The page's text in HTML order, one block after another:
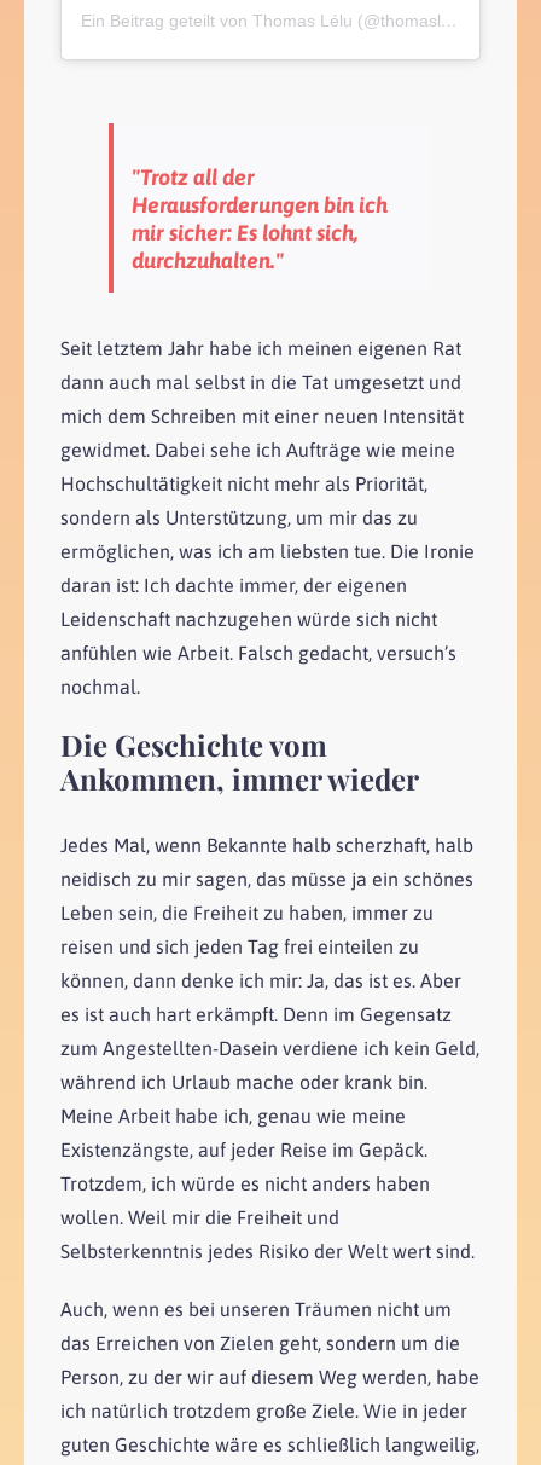
Ein Beitrag geteilt von Thomas Lélu (@thomaslelu)
"Trotz all der
Herausforderungen bin ich
mir sicher: Es lohnt sich,
durchzuhalten."
Seit letztem Jahr habe ich meinen eigenen Rat
dann auch mal selbst in die Tat umgesetzt und
mich dem Schreiben mit einer neuen Intensität
gewidmet. Dabei sehe ich Aufträge wie meine
Hochschultätigkeit nicht mehr als Priorität,
sondern als Unterstützung, um mir das zu
ermöglichen, was ich am liebsten tue. Die Ironie
daran ist: Ich dachte immer, der eigenen
Leidenschaft nachzugehen würde sich nicht
anfühlen wie Arbeit. Falsch gedacht, versuch’s
nochmal.
Die Geschichte vom
Ankommen, immer wieder
Jedes Mal, wenn Bekannte halb scherzhaft, halb
neidisch zu mir sagen, das müsse ja ein schönes
Leben sein, die Freiheit zu haben, immer zu
reisen und sich jeden Tag frei einteilen zu
können, dann denke ich mir: Ja, das ist es. Aber
es ist auch hart erkämpft. Denn im Gegensatz
zum Angestellten-Dasein verdiene ich kein Geld,
während ich Urlaub mache oder krank bin.
Meine Arbeit habe ich, genau wie meine
Existenzängste, auf jeder Reise im Gepäck.
Trotzdem, ich würde es nicht anders haben
wollen. Weil mir die Freiheit und
Selbsterkenntnis jedes Risiko der Welt wert sind.
Auch, wenn es bei unseren Träumen nicht um
das Erreichen von Zielen geht, sondern um die
Person, zu der wir auf diesem Weg werden, habe
ich natürlich trotzdem große Ziele. Wie in jeder
guten Geschichte wäre es schließlich langweilig,